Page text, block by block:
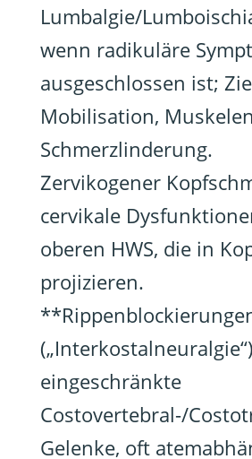
Lumbalgie/
wenn radikuläre
ausgeschlossen ist;
Mobilisation,
Schmerzlinderung.
Zervikogener
cervikale
oberen HWS, die in
projizieren.
eingeschränkte
Costovertebral-/
Gelenke, oft